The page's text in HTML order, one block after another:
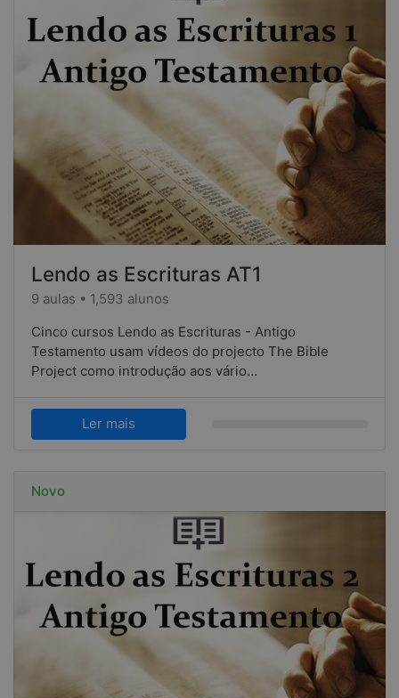
Lendo as Escrituras AT1
9 aulas • 1,593 alunos
Cinco cursos Lendo as Escrituras - Antigo
Testamento usam vídeos do projecto The Bible
Project como introdução aos vário…
Ler mais
Novo